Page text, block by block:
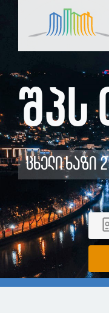
შპს
ცხელი ხაზი